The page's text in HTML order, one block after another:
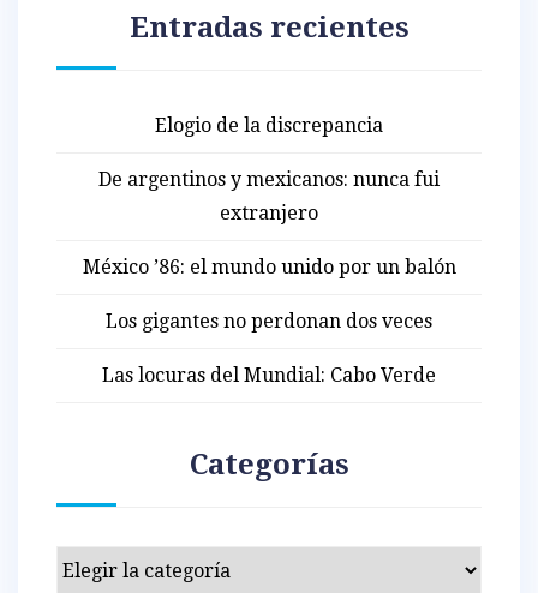
Entradas recientes
Elogio de la discrepancia
De argentinos y mexicanos: nunca fui
extranjero
México ’86: el mundo unido por un balón
Los gigantes no perdonan dos veces
Las locuras del Mundial: Cabo Verde
Categorías
Categorías